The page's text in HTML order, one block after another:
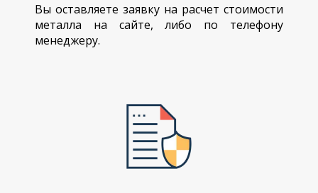
Вы оставляете заявку на расчет стоимости
металла на сайте, либо по телефону
менеджеру.